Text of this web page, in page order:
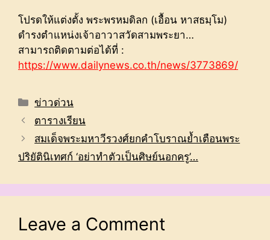
โปรดให้แต่งตั้ง พระพรหมดิลก (เอื้อน หาสธมฺโม)
ดำรงตำแหน่งเจ้าอาวาสวัดสามพระยา…
สามารถติดตามต่อได้ที่ :
https://www.dailynews.co.th/news/3773869/
Categories
ข่าวด่วน
ตารางเรียน
สมเด็จพระมหาวีรวงศ์ยกคำโบราณย้ำเตือนพระ
ปริยัตินิเทศก์ ‘อย่าทำตัวเป็นศิษย์นอกครู’…
Leave a Comment